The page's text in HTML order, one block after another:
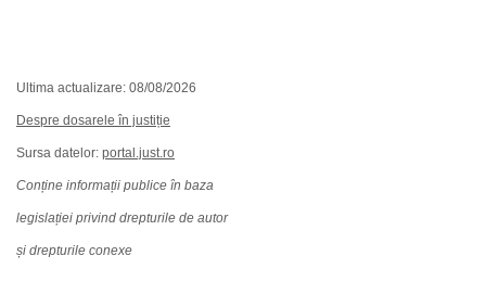
Ultima actualizare: 08/08/2026
Despre dosarele în justiție
Sursa datelor: portal.just.ro
Conține informații publice în baza
legislației privind drepturile de autor
și drepturile conexe